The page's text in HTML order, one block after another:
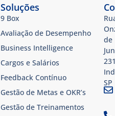
Soluções
9 Box
Avaliação de Desempenho
Business Intelligence
Cargos e Salários
Feedback Contínuo
Gestão de Metas e OKR’s
Gestão de Treinamentos
de
SP​